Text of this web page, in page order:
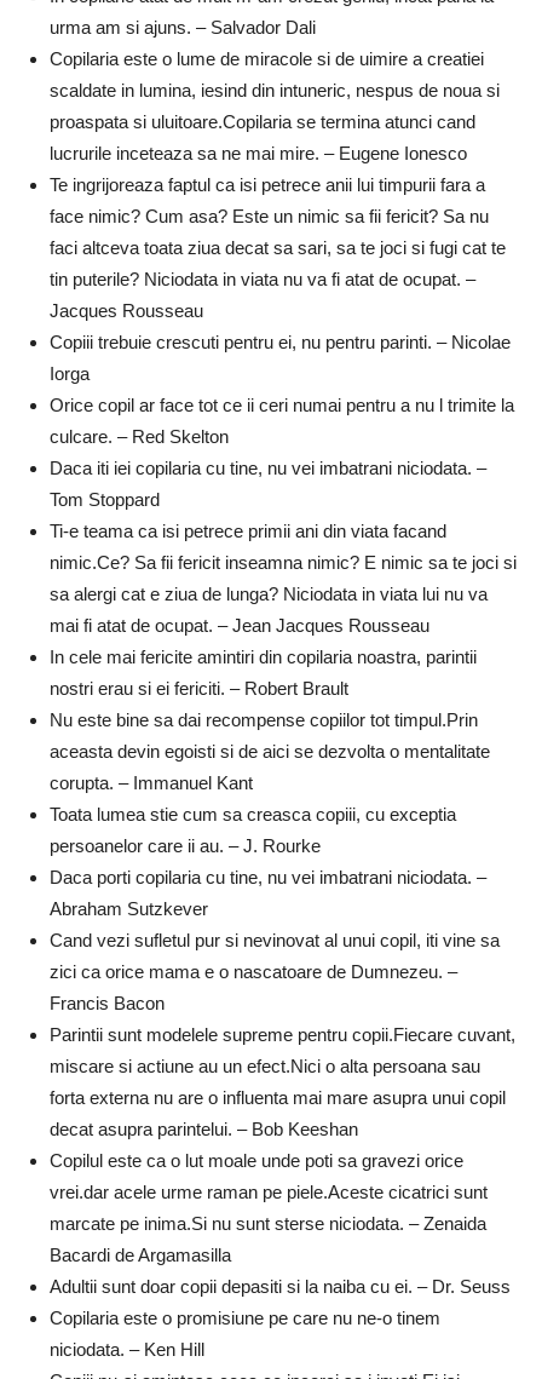
urma am si ajuns. – Salvador Dali
Copilaria este o lume de miracole si de uimire a creatiei
scaldate in lumina, iesind din intuneric, nespus de noua si
proaspata si uluitoare.Copilaria se termina atunci cand
lucrurile inceteaza sa ne mai mire. – Eugene Ionesco
Te ingrijoreaza faptul ca isi petrece anii lui timpurii fara a
face nimic? Cum asa? Este un nimic sa fii fericit? Sa nu
faci altceva toata ziua decat sa sari, sa te joci si fugi cat te
tin puterile? Niciodata in viata nu va fi atat de ocupat. –
Jacques Rousseau
Copiii trebuie crescuti pentru ei, nu pentru parinti. – Nicolae
Iorga
Orice copil ar face tot ce ii ceri numai pentru a nu l trimite la
culcare. – Red Skelton
Daca iti iei copilaria cu tine, nu vei imbatrani niciodata. –
Tom Stoppard
Ti-e teama ca isi petrece primii ani din viata facand
nimic.Ce? Sa fii fericit inseamna nimic? E nimic sa te joci si
sa alergi cat e ziua de lunga? Niciodata in viata lui nu va
mai fi atat de ocupat. – Jean Jacques Rousseau
In cele mai fericite amintiri din copilaria noastra, parintii
nostri erau si ei fericiti. – Robert Brault
Nu este bine sa dai recompense copiilor tot timpul.Prin
aceasta devin egoisti si de aici se dezvolta o mentalitate
corupta. – Immanuel Kant
Toata lumea stie cum sa creasca copiii, cu exceptia
persoanelor care ii au. – J. Rourke
Daca porti copilaria cu tine, nu vei imbatrani niciodata. –
Abraham Sutzkever
Cand vezi sufletul pur si nevinovat al unui copil, iti vine sa
zici ca orice mama e o nascatoare de Dumnezeu. –
Francis Bacon
Parintii sunt modelele supreme pentru copii.Fiecare cuvant,
miscare si actiune au un efect.Nici o alta persoana sau
forta externa nu are o influenta mai mare asupra unui copil
decat asupra parintelui. – Bob Keeshan
Copilul este ca o lut moale unde poti sa gravezi orice
vrei.dar acele urme raman pe piele.Aceste cicatrici sunt
marcate pe inima.Si nu sunt sterse niciodata. – Zenaida
Bacardi de Argamasilla
Adultii sunt doar copii depasiti si la naiba cu ei. – Dr. Seuss
Copilaria este o promisiune pe care nu ne-o tinem
niciodata. – Ken Hill